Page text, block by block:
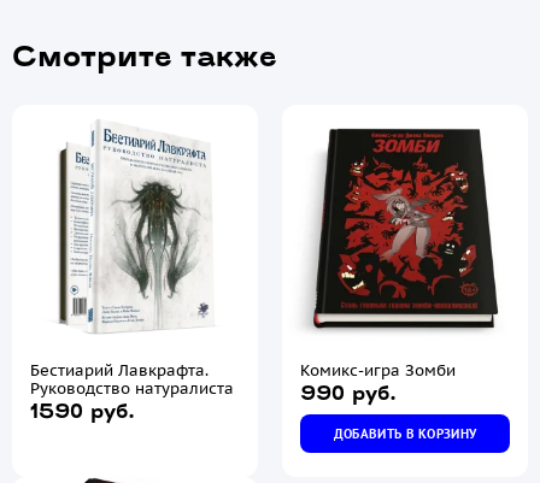
Смотрите также
Бестиарий Лавкрафта.
Руководство натуралиста
1590 руб.
Комикс-игра Зомби
990 руб.
ДОБАВИТЬ В КОРЗИНУ